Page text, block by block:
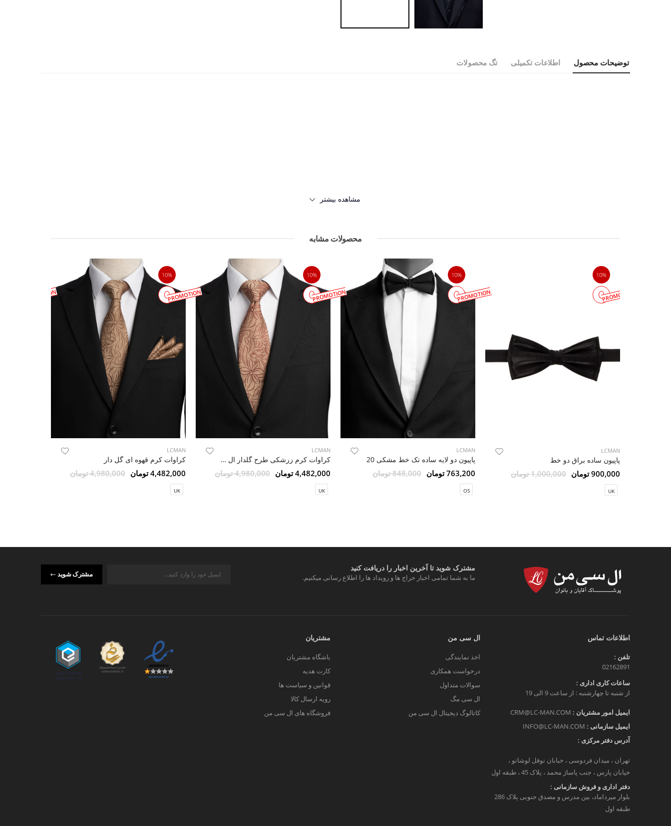
توضیحات محصول اطلاعات تکمیلی تگ محصولات
مشاهده بیشتر
محصولات مشابه
10%
PROMOTION
LCMAN
پاپیون ساده براق دو خط
900,000 تومان 1,000,000 تومان
UK
10%
PROMOTION
LCMAN
پاپیون دو لایه ساده تک خط مشکی 20
763,200 تومان 848,000 تومان
OS
10%
PROMOTION
LCMAN
کراوات کرم زرشکی طرح گلدار ال سی من
4,482,000 تومان 4,980,000 تومان
UK
10%
PROMOTION
LCMAN
کراوات کرم قهوه ای گل دار
4,482,000 تومان 4,980,000 تومان
UK
PROMOTION
مشترک شوید تا آخرین اخبار را دریافت کنید
ما به شما تمامی اخبار حراج ها و رویداد ها را اطلاع رسانی میکنیم. مشترک شوید
اطلاعات تماس
تلفن :
02162891
ساعات کاری اداری :
از شنبه تا چهارشنبه : از ساعت 9 الی 19
ایمیل امور مشتریان : CRM@LC-MAN.COM
ایمیل سازمانی : INFO@LC-MAN.COM
آدرس دفتر مرکزی :
تهران ، میدان فردوسی ، خبابان نوفل لوشاتو ،
خیابان پارس ، جنب پاساژ محمد ، پلاک 45 ، طبقه اول
دفتر اداری و فروش سازمانی :
بلوار میرداماد، بین مدرس و مصدق جنوبی پلاک 286
طبقه اول
ال سی من
اخذ نمایندگی
درخواست همکاری
سوالات متداول
ال سی مگ
کاتالوگ دیجیتال ال سی من
مشتریان
باشگاه مشتریان
کارت هدیه
قوانین و سیاست ها
رویه ارسال کالا
فروشگاه های ال سی من